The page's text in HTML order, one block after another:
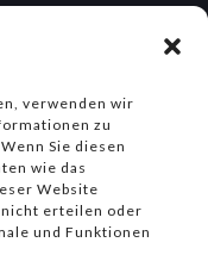
verwenden wir
zu
Sie diesen
wie das
Website
erteilen oder
und Funktionen